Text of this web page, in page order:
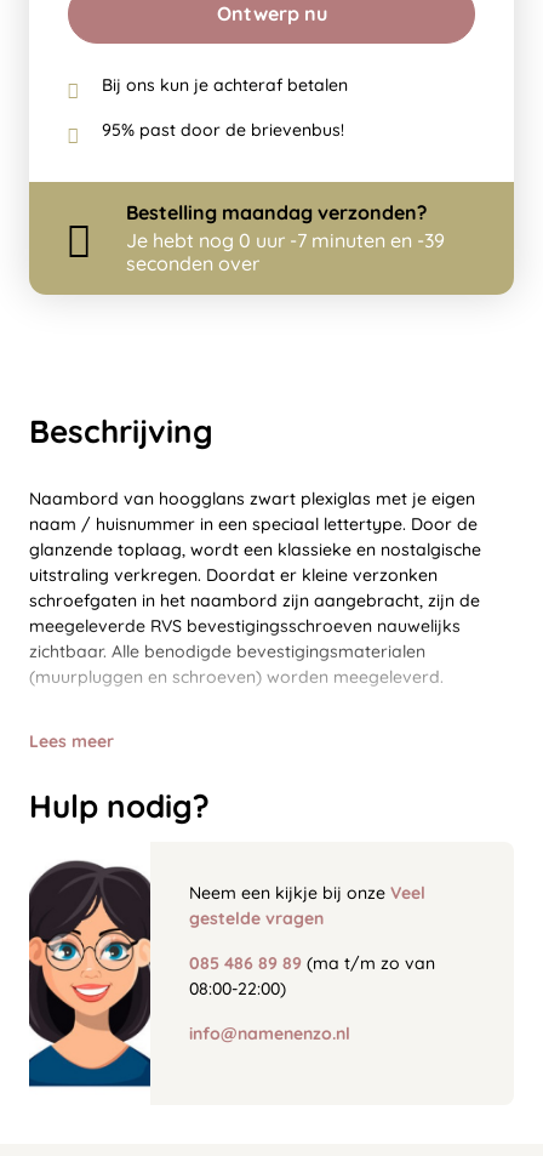
Beschrijving
Naambord van hoogglans zwart plexiglas met je eigen
naam / huisnummer in een speciaal lettertype. Door de
glanzende toplaag, wordt een klassieke en nostalgische
uitstraling verkregen. Doordat er kleine verzonken
schroefgaten in het naambord zijn aangebracht, zijn de
meegeleverde RVS bevestigingsschroeven nauwelijks
zichtbaar. Alle benodigde bevestigingsmaterialen
(muurpluggen en schroeven) worden meegeleverd.
Lees meer
Hulp nodig?
Neem een kijkje bij onze Veel
gestelde vragen
085 486 89 89 (ma t/m zo van
08:00-22:00)
info@namenenzo.nl
Ontwerp nu
Bij ons kun je achteraf betalen
95% past door de brievenbus!
Bestelling maandag verzonden?
Je hebt nog 0 uur -7 minuten en -40
seconden over